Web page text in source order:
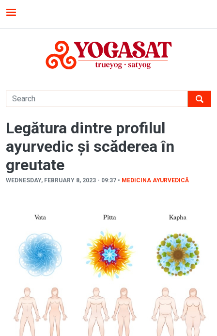
WEDNESDAY, FEBRUARY 8, 2023 - 09:37 • MEDICINA AYURVEDICĂ
Legătura dintre profilul
ayurvedic și scăderea în
greutate